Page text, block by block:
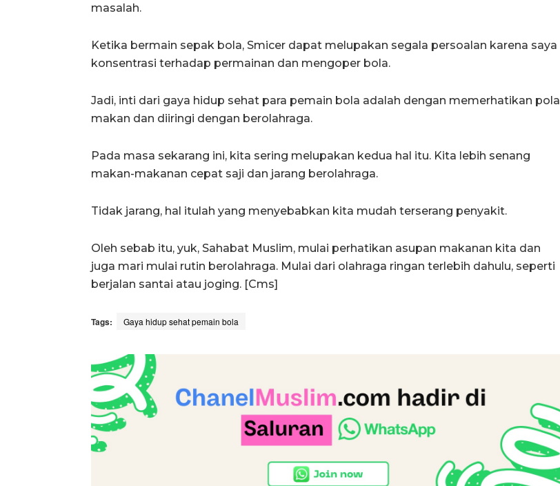
masalah.
Ketika bermain sepak bola, Smicer dapat melupakan segala persoalan karena saya
konsentrasi terhadap permainan dan mengoper bola.
Jadi, inti dari gaya hidup sehat para pemain bola adalah dengan memerhatikan pola
makan dan diiringi dengan berolahraga.
Pada masa sekarang ini, kita sering melupakan kedua hal itu. Kita lebih senang
makan-makanan cepat saji dan jarang berolahraga.
Tidak jarang, hal itulah yang menyebabkan kita mudah terserang penyakit.
Oleh sebab itu, yuk, Sahabat Muslim, mulai perhatikan asupan makanan kita dan
juga mari mulai rutin berolahraga. Mulai dari olahraga ringan terlebih dahulu, seperti
berjalan santai atau joging. [Cms]
Tags: Gaya hidup sehat pemain bola